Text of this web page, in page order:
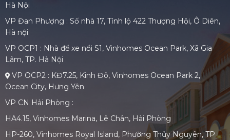
Hà Nội
VP Đan Phượng : Số nhà 17, Tỉnh lộ 422 Thượng Hội, Ô Diên,
Hà nội
VP OCP1 : Nhà để xe nổi S1, Vinhomes Ocean Park, Xã Gia
Lâm, TP. Hà Nội
VP OCP2 : KĐ7.25, Kinh Đô, Vinhomes Ocean Park 2,
Ocean City, Hưng Yên
VP CN Hải Phòng :
HA4.15, Vinhomes Marina, Lê Chân, Hải Phòng
HP-260, Vinhomes Royal Island, Phường Thủy Nguyên, TP